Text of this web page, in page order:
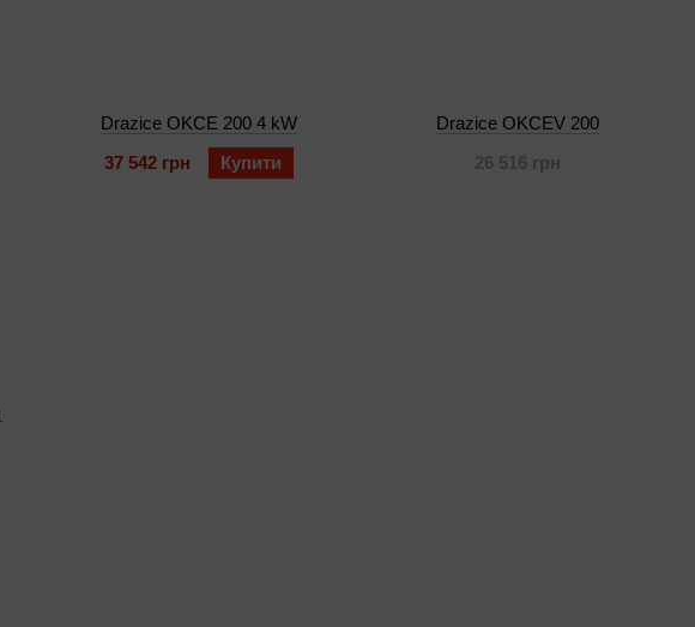
Drazice OKCE 200 4 kW
37 542 грн
Купити
Drazice OKCEV 200
26 516 грн